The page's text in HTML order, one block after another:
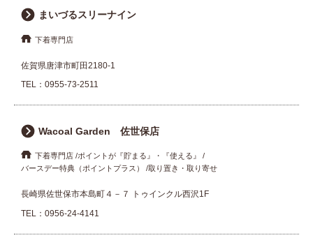
まいづるスリーナイン
下着専門店
佐賀県唐津市町田2180-1
TEL： 0955-73-2511
Wacoal Garden 佐世保店
下着専門店 ポイントが『貯まる』・『使える』
バースデー特典（ポイントプラス）
取り置き・取り寄せ
長崎県佐世保市本島町４－７ トゥインクル西沢1F
TEL： 0956-24-4141